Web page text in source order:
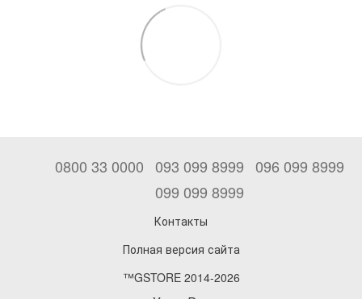
0800 33 0000 093 099 8999 096 099 8999
099 099 8999
Контакты
Полная версия сайта
™GSTORE 2014-2026